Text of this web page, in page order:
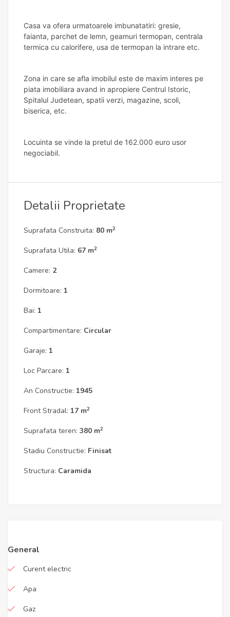
Casa va ofera urmatoarele imbunatatiri: gresie,
faianta, parchet de lemn, geamuri termopan, centrala
termica cu calorifere, usa de termopan la intrare etc.
Zona in care se afla imobilul este de maxim interes pe
piata imobiliara avand in apropiere Centrul Istoric,
Spitalul Judetean, spatii verzi, magazine, scoli,
biserica, etc.
Locuinta se vinde la pretul de 162.000 euro usor
negociabil.
Detalii Proprietate
Suprafata Construita: 80 m2
Suprafata Utila: 67 m2
Camere: 2
Dormitoare: 1
Bai: 1
Compartimentare: Circular
Garaje: 1
Loc Parcare: 1
An Constructie: 1945
Front Stradal: 17 m2
Suprafata teren: 380 m2
Stadiu Constructie: Finisat
Structura: Caramida
General
Curent electric
Apa
Gaz